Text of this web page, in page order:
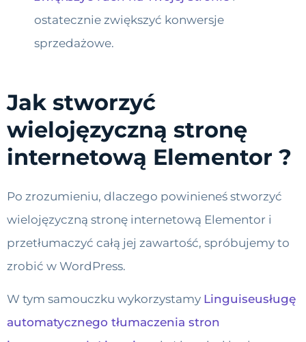
ostatecznie zwiększyć konwersje
sprzedażowe.
Jak stworzyć
wielojęzyczną stronę
internetową Elementor ?
Po zrozumieniu, dlaczego powinieneś stworzyć
wielojęzyczną stronę internetową Elementor i
przetłumaczyć całą jej zawartość, spróbujemy to
zrobić w WordPress.
W tym samouczku wykorzystamy Linguiseusługę
automatycznego tłumaczenia stron